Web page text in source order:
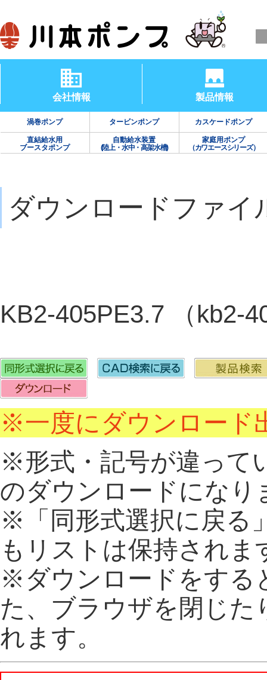
会社情報 製品情報
渦巻ポンプ タービンポンプ カスケードポンプ
直結給水用
ブースタポンプ
自動給水装置
(陸上・水中・高架水槽)
家庭用ポンプ
（カワエースシリーズ）
ダウンロードファイ
KB2-405PE3.7 （
※一度にダウンロード
※形式・記号が違って
のダウンロードになり
※「同形式選択に戻る
もリストは保持されま
※ダウンロードをする
た、ブラウザを閉じた
れます。